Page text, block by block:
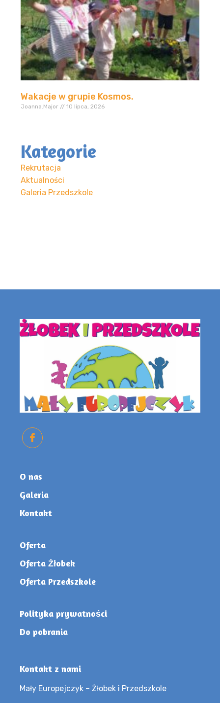
Wakacje w grupie Kosmos.
Joanna.Major 10 lipca, 2026
Kategorie
Rekrutacja
Aktualności
Galeria Przedszkole
O nas
Galeria
Kontakt
Oferta
Oferta Żłobek
Oferta Przedszkole
Polityka prywatności
Do pobrania
Kontakt z nami
Mały Europejczyk – Żłobek i Przedszkole